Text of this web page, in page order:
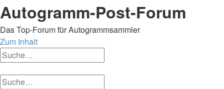
Autogramm-Post-Forum
Das Top-Forum für Autogrammsammler
Zum Inhalt